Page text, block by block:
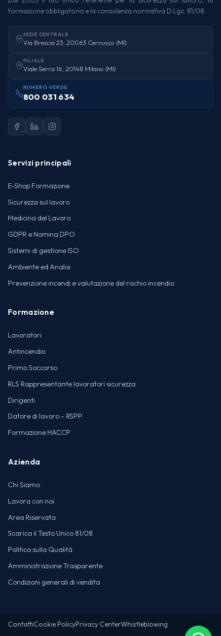
formazione obbligatoria e la consulenza normativa D.Lgs. 81/08.
SEDE CENTRALE
Via Brescia 23, 20063 Cernusco (MI)
FILIALE
Viale Serra 16, 20148 Milano (MI)
NUMERO VERDE
800 031 634
Servizi principali
E-Shop Formazione
Sicurezza sul lavoro
Medicina del Lavoro
GDPR e Nomina DPO
Sistemi di gestione ISO
Ambiente ed Analisi
Prevenzione incendi e valutazione del rischio incendio
Formazione
Lavoratori
Antincendio
Primo Soccorso
RLS Rappresentante lavoratori sicurezza
Dirigenti
Datore di lavoro – RSPP
Formazione HACCP
Azienda
Chi Siamo
Lavora con noi
Area Riservata
Scarica il Testo Unico 81/08
Politica sulla Qualità
Amministrazione Trasparente
Condizioni generali di vendita
ContattiCookie PolicyPrivacy CenterWhistleblowing